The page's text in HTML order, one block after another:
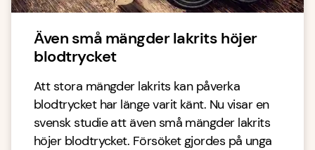
Även små mängder lakrits höjer
blodtrycket
Att stora mängder lakrits kan påverka
blodtrycket har länge varit känt. Nu visar en
svensk studie att även små mängder lakrits
höjer blodtrycket. Försöket gjordes på unga